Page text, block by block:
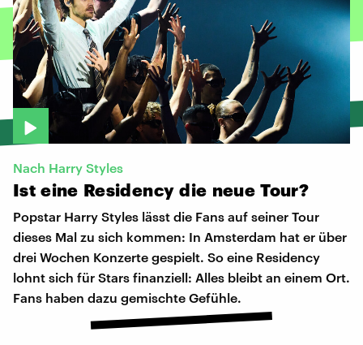
Nach Harry Styles
Ist eine Residency die neue Tour?
Popstar Harry Styles lässt die Fans auf seiner Tour
dieses Mal zu sich kommen: In Amsterdam hat er über
drei Wochen Konzerte gespielt. So eine Residency
lohnt sich für Stars finanziell: Alles bleibt an einem Ort.
Fans haben dazu gemischte Gefühle.